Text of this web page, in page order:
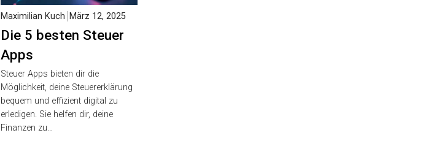
Die 5 besten Steuer
Apps
Maximilian Kuch März 12, 2025
Steuer Apps bieten dir die
Möglichkeit, deine Steuererklärung
bequem und effizient digital zu
erledigen. Sie helfen dir, deine
Finanzen zu…